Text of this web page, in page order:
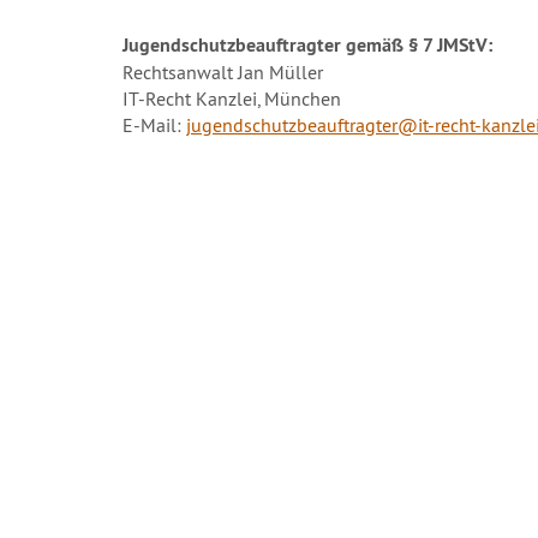
Jugendschutzbeauftragter gemäß § 7 JMStV:
Rechtsanwalt Jan Müller
IT-Recht Kanzlei, München
E-Mail: jugendschutzbeauftragter@it-recht-